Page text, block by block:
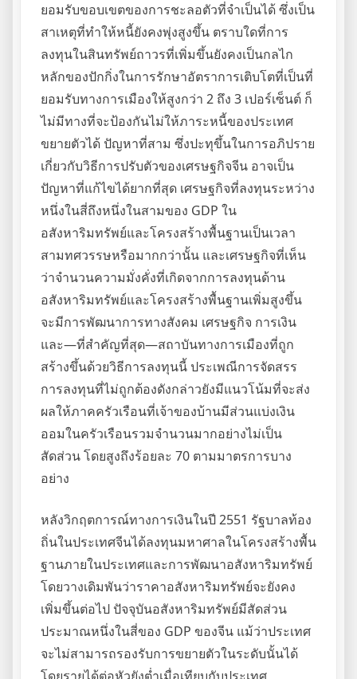
ยอมรับขอบเขตของการชะลอตัวที่จำเป็นได้ ซึ่งเป็น
สาเหตุที่ทำให้หนี้ยังคงพุ่งสูงขึ้น ตราบใดที่การ
ลงทุนในสินทรัพย์ถาวรที่เพิ่มขึ้นยังคงเป็นกลไก
หลักของปักกิ่งในการรักษาอัตราการเติบโตที่เป็นที่
ยอมรับทางการเมืองให้สูงกว่า 2 ถึง 3 เปอร์เซ็นต์ ก็
ไม่มีทางที่จะป้องกันไม่ให้ภาระหนี้ของประเทศ
ขยายตัวได้ ปัญหาที่สาม ซึ่งปะทุขึ้นในการอภิปราย
เกี่ยวกับวิธีการปรับตัวของเศรษฐกิจจีน อาจเป็น
ปัญหาที่แก้ไขได้ยากที่สุด เศรษฐกิจที่ลงทุนระหว่าง
หนึ่งในสี่ถึงหนึ่งในสามของ GDP ใน
อสังหาริมทรัพย์และโครงสร้างพื้นฐานเป็นเวลา
สามทศวรรษหรือมากกว่านั้น และเศรษฐกิจที่เห็น
ว่าจำนวนความมั่งคั่งที่เกิดจากการลงทุนด้าน
อสังหาริมทรัพย์และโครงสร้างพื้นฐานเพิ่มสูงขึ้น
จะมีการพัฒนาการทางสังคม เศรษฐกิจ การเงิน
และ—ที่สำคัญที่สุด—สถาบันทางการเมืองที่ถูก
สร้างขึ้นด้วยวิธีการลงทุนนี้ ประเพณีการจัดสรร
การลงทุนที่ไม่ถูกต้องดังกล่าวยังมีแนวโน้มที่จะส่ง
ผลให้ภาคครัวเรือนที่เจ้าของบ้านมีส่วนแบ่งเงิน
ออมในครัวเรือนรวมจำนวนมากอย่างไม่เป็น
สัดส่วน โดยสูงถึงร้อยละ 70 ตามมาตรการบาง
อย่าง
หลังวิกฤตการณ์ทางการเงินในปี 2551 รัฐบาลท้อง
ถิ่นในประเทศจีนได้ลงทุนมหาศาลในโครงสร้างพื้น
ฐานภายในประเทศและการพัฒนาอสังหาริมทรัพย์
โดยวางเดิมพันว่าราคาอสังหาริมทรัพย์จะยังคง
เพิ่มขึ้นต่อไป ปัจจุบันอสังหาริมทรัพย์มีสัดส่วน
ประมาณหนึ่งในสี่ของ GDP ของจีน แม้ว่าประเทศ
จะไม่สามารถรองรับการขยายตัวในระดับนั้นได้